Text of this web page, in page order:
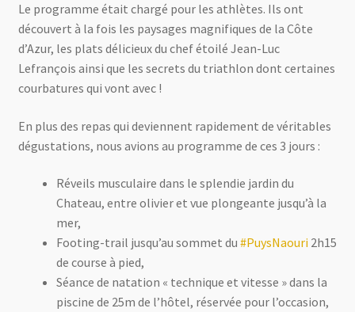
Le programme était chargé pour les athlètes. Ils ont
découvert à la fois les paysages magnifiques de la Côte
d’Azur, les plats délicieux du chef étoilé Jean-Luc
Lefrançois ainsi que les secrets du triathlon dont certaines
courbatures qui vont avec !
En plus des repas qui deviennent rapidement de véritables
dégustations, nous avions au programme de ces 3 jours :
Réveils musculaire dans le splendie jardin du
Chateau, entre olivier et vue plongeante jusqu’à la
mer,
Footing-trail jusqu’au sommet du #PuysNaouri2h15
de course à pied,
Séance de natation « technique et vitesse » dans la
piscine de 25m de l’hôtel, réservée pour l’occasion,